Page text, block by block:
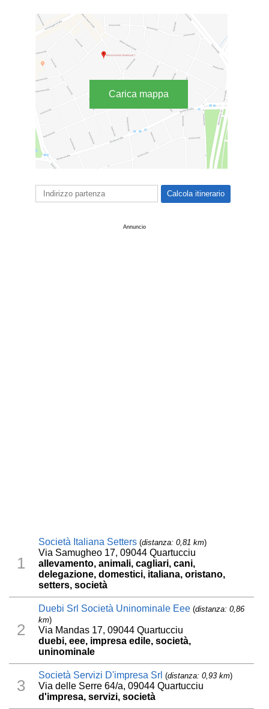
Carica mappa
Annuncio
1
Società Italiana Setters (distanza: 0,81 km)
Via Samugheo 17, 09044 Quartucciu
allevamento, animali, cagliari, cani,
delegazione, domestici, italiana, oristano,
setters, società
2
Duebi Srl Società Uninominale Eee (distanza: 0,86
km)
Via Mandas 17, 09044 Quartucciu
duebi, eee, impresa edile, società,
uninominale
3
Società Servizi D'impresa Srl (distanza: 0,93 km)
Via delle Serre 64/a, 09044 Quartucciu
d'impresa, servizi, società